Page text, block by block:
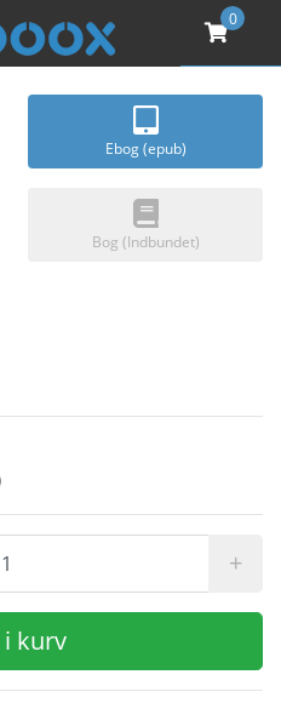
0
Ebog (epub)
Bog (Indbundet)
+
kurv